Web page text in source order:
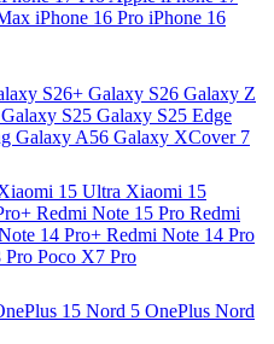
iPhone 16 Pro iPhone 16
S26+ Galaxy S26 Galaxy Z
S25 Galaxy S25 Edge
Galaxy A56 Galaxy XCover 7
15 Ultra Xiaomi 15
Redmi Note 15 Pro Redmi
14 Pro+ Redmi Note 14 Pro
Pro Poco X7 Pro
15 Nord 5 OnePlus Nord